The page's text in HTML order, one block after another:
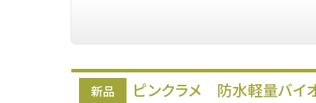
新品 ピンクラメ 防水軽量バイオ